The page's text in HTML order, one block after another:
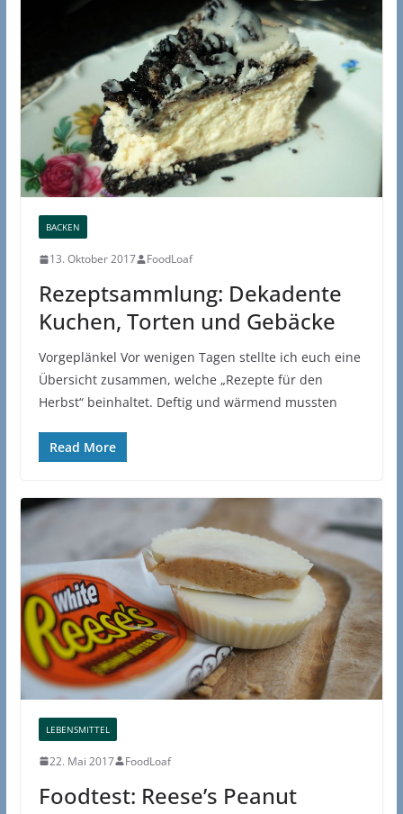
BACKEN
13. Oktober 2017 FoodLoaf
Rezeptsammlung: Dekadente
Kuchen, Torten und Gebäcke
Vorgeplänkel Vor wenigen Tagen stellte ich euch eine
Übersicht zusammen, welche „Rezepte für den
Herbst“ beinhaltet. Deftig und wärmend mussten
Read More
LEBENSMITTEL
22. Mai 2017 FoodLoaf
Foodtest: Reese’s Peanut